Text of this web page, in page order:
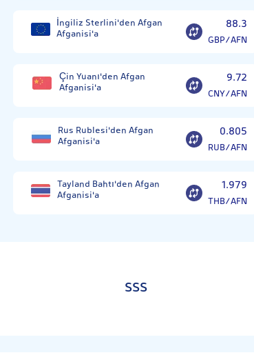
İngiliz Sterlini'den Afgan
Afganisi'a
88.3
GBP/AFN
Çin Yuanı'den Afgan
Afganisi'a
9.72
CNY/AFN
Rus Rublesi'den Afgan
Afganisi'a
0.805
RUB/AFN
Tayland Bahtı'den Afgan
Afganisi'a
1.979
THB/AFN
SSS